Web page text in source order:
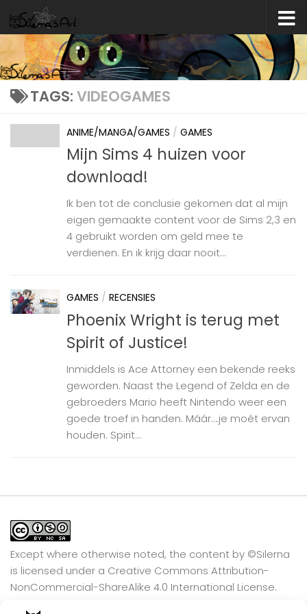
Skip to content
TAGS: VIDEOGAMES
ANIME/MANGA/GAMES / GAMES
Mijn Sims 4 huizen voor
download!
Ik ben tot de conclusie gekomen dat al mijn
eigen gemaakte content voor de Sims 2,3 en
4 gebruikt worden om geld mee te
verdienen. En ik krijg daar nooit...
GAMES / RECENSIES
Phoenix Wright is terug met
Spirit of Justice!
Inmiddels is Ace Attorney een bekende reeks
geworden. Naast the Legend of Zelda en de
gebroeders Mario heeft Nintendo weer een
goede troef in handen. Máár….je moét ervan
houden. Spirit...
Except where otherwise noted, the content by ©Silerna
is licensed under a Creative Commons Attribution-
NonCommercial-ShareAlike 4.0 International License.